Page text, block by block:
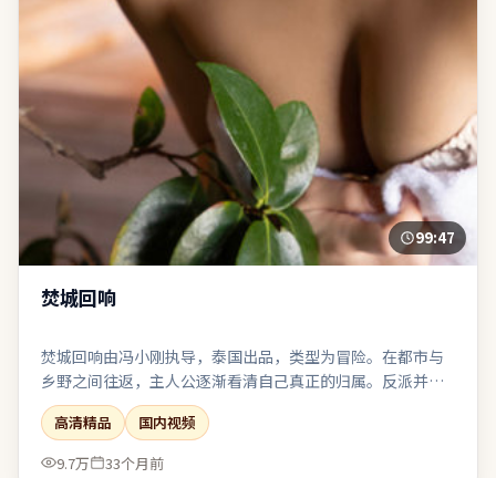
99:47
焚城回响
焚城回响由冯小刚执导，泰国出品，类型为冒险。在都市与
乡野之间往返，主人公逐渐看清自己真正的归属。反派并非
脸谱化恶魔，其选择背后有可被理解却不可被原谅的逻辑。
若你偏爱留白与隐喻，片中多处细节可供二次解读。
高清精品
国内视频
9.7万
33个月前